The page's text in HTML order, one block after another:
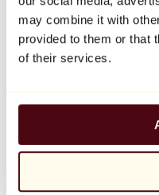
may combine it with
provided to them or that
of their services.
Balloon Dog (Orange)
Jeff Koons
10.000 €
Artisti
Tutti i
Tutti i
Tutti i